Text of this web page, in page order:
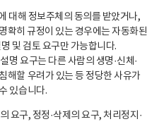
대해 정보주체의 동의를 받았거나,
확히 규정이 있는 경우에는 자동화된
및 검토 요구만 가능합니다.
명 요구는 다른 사람의 생명·신체·
해할 우려가 있는 등 정당한 사유가
있습니다.
요구, 정정·삭제의 요구, 처리정지·